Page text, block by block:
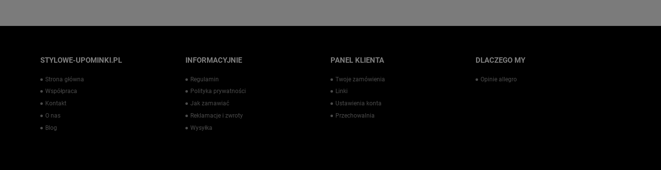
STYLOWE-UPOMINKI.PL
Strona główna
Współpraca
Kontakt
O nas
Blog
INFORMACYJNIE
Regulamin
Polityka prywatności
Jak zamawiać
Reklamacje i zwroty
Wysyłka
PANEL KLIENTA
Twoje zamówienia
Linki
Ustawienia konta
Przechowalnia
DLACZEGO MY
Opinie allegro